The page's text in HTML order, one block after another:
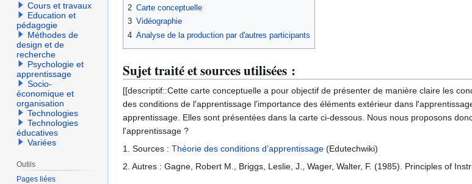
2 Carte conceptuelle
3 Vidéographie
4 Analyse de la production par d'autres participants
Sujet traité et sources utilisées :
[[descriptif::Cette carte conceptuelle a pour objectif de présenter de manière claire les
des conditions de l'apprentissage l'importance des éléments extérieur dans
apprentissage. Elles sont présentées dans la carte ci-dessous. Nous nous proposons
l'apprentissage ?
1. Sources : Théorie des conditions d’apprentissage (Edutechwiki)
2. Autres : Gagne, Robert M., Briggs, Leslie, J., Wager, Walter, F. (1985). Principles of
Cours et travaux
Education et
pédagogie
Méthodes de
design et de
recherche
Psychologie et
apprentissage
Socio-
économique et
organisation
Technologies
Technologies
éducatives
Variées
Outils
Pages liées